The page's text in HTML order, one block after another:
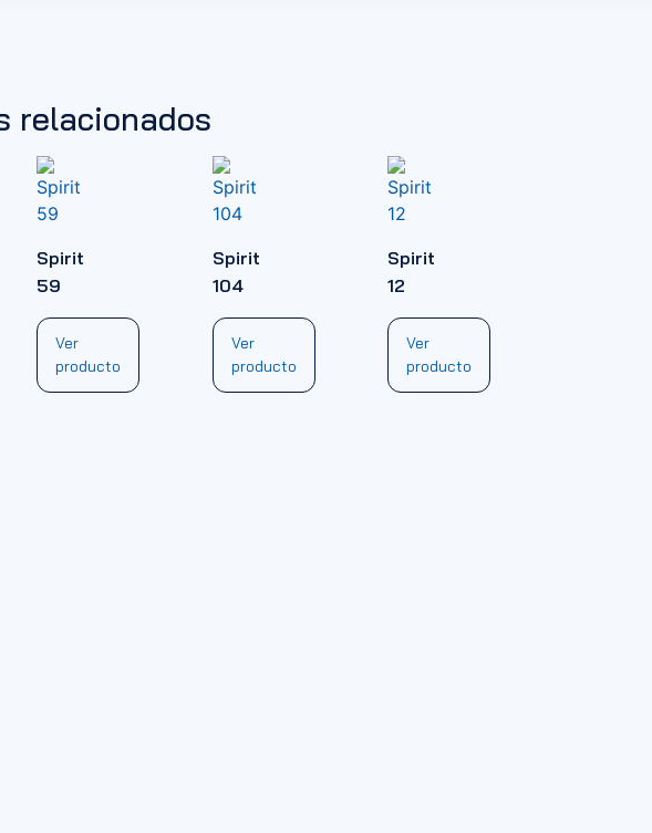
relacionados
Spirit
59
Ver
producto
Spirit
104
Ver
producto
Spirit
12
Ver
producto